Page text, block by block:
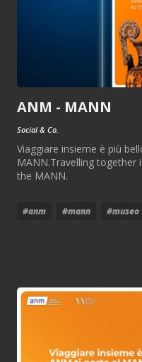
ANM - MANN
Social & Co.
Viaggiare insieme è più
MANN.Travelling
the MANN.
#anm #mann #museo